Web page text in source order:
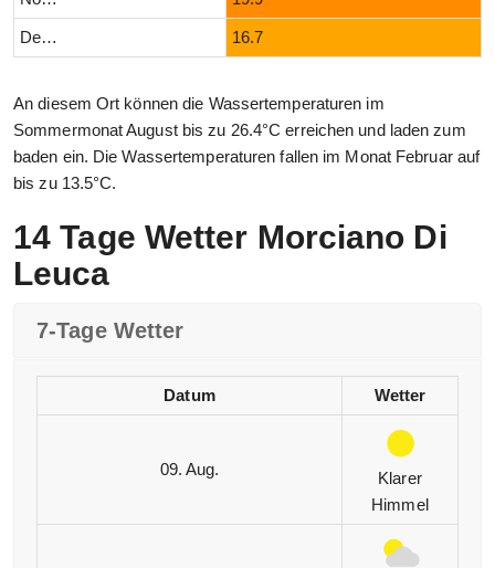
Dezember 16.7
An diesem Ort können die Wassertemperaturen im
Sommermonat August bis zu 26.4°C erreichen und laden zum
baden ein. Die Wassertemperaturen fallen im Monat Februar auf
bis zu 13.5°C.
14 Tage Wetter Morciano Di
Leuca
7-Tage Wetter
Datum Wetter
09. Aug.
Klarer
Himmel